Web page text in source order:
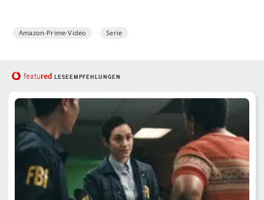
Amazon-Prime-Video Serie
featured LESEEMPFEHLUNGEN